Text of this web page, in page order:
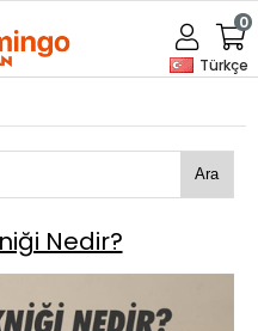
Türkçe
0
Ara
Nedir?